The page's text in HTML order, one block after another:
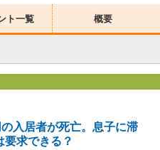
ト一覧 概要
入居者が死亡。息子に滞
求できる？